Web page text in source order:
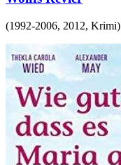
(1992-2006, 2012, Krimi)